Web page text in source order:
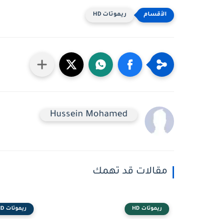
ريموتات HD
Hussein Mohamed
مقالات قد تهمك
ريموتات HD ريموتات HD